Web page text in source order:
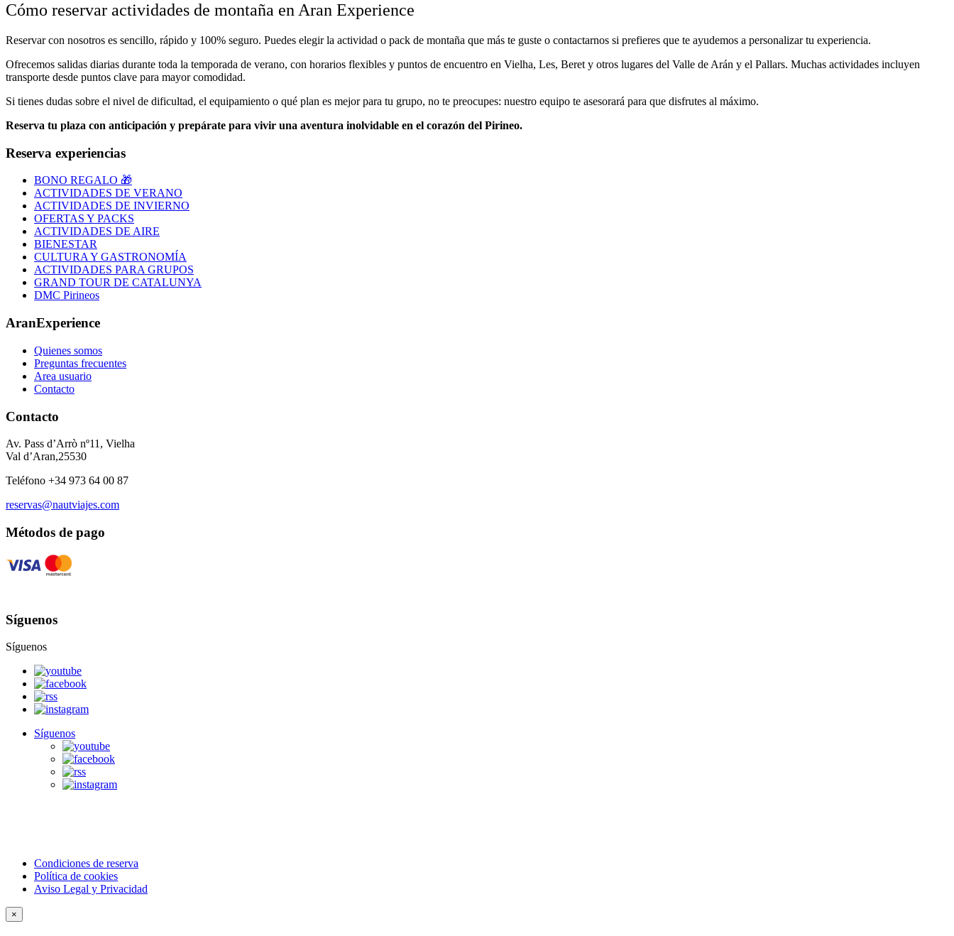
Cómo reservar actividades de montaña en Aran Experience
Reservar con nosotros es sencillo, rápido y 100% seguro. Puedes elegir la actividad o pack de montaña que más te guste o contactarnos si prefieres que te ayudemos a personalizar tu experiencia.
Ofrecemos salidas diarias durante toda la temporada de verano, con horarios flexibles y puntos de encuentro en Vielha, Les, Beret y otros lugares del Valle de Arán y el Pallars. Muchas actividades incluyen
transporte desde puntos clave para mayor comodidad.
Si tienes dudas sobre el nivel de dificultad, el equipamiento o qué plan es mejor para tu grupo, no te preocupes: nuestro equipo te asesorará para que disfrutes al máximo.
Reserva tu plaza con anticipación y prepárate para vivir una aventura inolvidable en el corazón del Pirineo.
Reserva experiencias
BONO REGALO 🎁
ACTIVIDADES DE VERANO
ACTIVIDADES DE INVIERNO
OFERTAS Y PACKS
ACTIVIDADES DE AIRE
BIENESTAR
CULTURA Y GASTRONOMÍA
ACTIVIDADES PARA GRUPOS
GRAND TOUR DE CATALUNYA
DMC Pirineos
AranExperience
Quienes somos
Preguntas frecuentes
Area usuario
Contacto
Contacto
Av. Pass d’Arrò nº11, Vielha
Val d’Aran,25530
Teléfono +34 973 64 00 87
reservas@nautviajes.com
Métodos de pago
Síguenos
Síguenos
Síguenos
Condiciones de reserva
Política de cookies
Aviso Legal y Privacidad
×